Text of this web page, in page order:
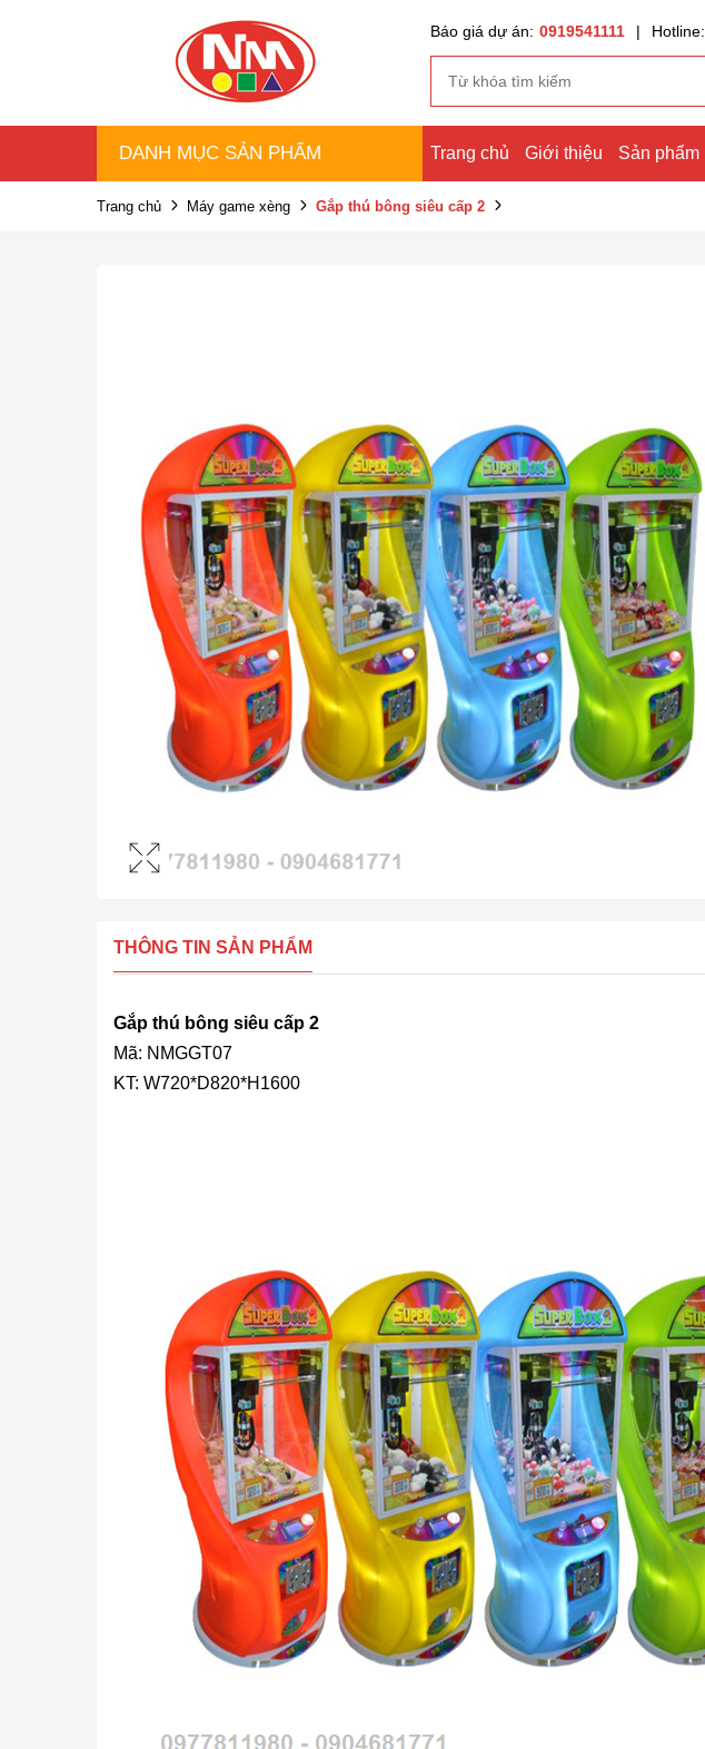
Báo giá dự án: 0919541111 | Hotline:
DANH MỤC SẢN PHẨM Trang chủ Giới thiệu Sản phẩm
Trang chủ Máy game xèng Gắp thú bông siêu cấp 2
THÔNG TIN SẢN PHẨM
Gắp thú bông siêu cấp 2
Mã: NMGGT07
KT: W720*D820*H1600